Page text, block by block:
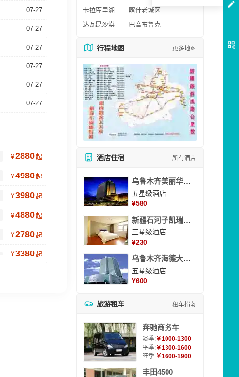
07-27
07-27
07-27
07-27
07-27
07-27
¥2880起
¥4980起
¥3980起
¥4880起
¥2780起
¥3380起
卡拉库里湖
喀什老城区
达瓦昆沙漠
巴音布鲁克
行程地图 更多地图
酒店住宿 所有酒店
乌鲁木齐美丽华大酒
五星级酒店
¥580
新疆石河子凯瑞酒店
三星级酒店
¥230
乌鲁木齐海德大酒店
五星级酒店
¥600
旅游租车 租车指南
奔驰商务车
淡季:￥1000-1300
平季:￥1300-1600
旺季:￥1600-1900
丰田4500